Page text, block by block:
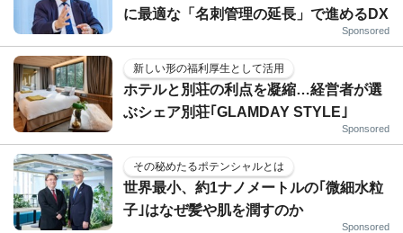
に最適な「名刺管理の延長」で進めるDX
Sponsored
新しい形の福利厚生として活用
ホテルと別荘の利点を凝縮…経営者が選
ぶシェア別荘｢GLAMDAY STYLE｣
Sponsored
その秘めたるポテンシャルとは
世界最小、約1ナノメートルの｢微細水粒
子｣はなぜ髪や肌を潤すのか
Sponsored